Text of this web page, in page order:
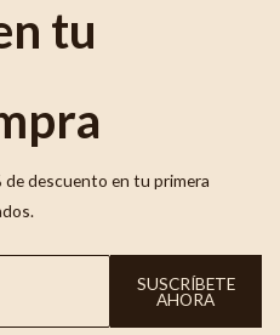
tu
descuento en tu primera
SUSCRÍBETE
AHORA